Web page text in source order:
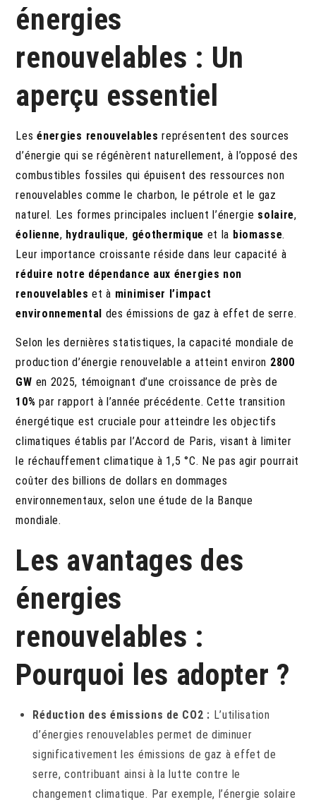
énergies
renouvelables : Un
aperçu essentiel
Lesénergies renouvelables représentent des sources
d’énergie qui se régénèrent naturellement, à l’opposé des
combustibles fossiles qui épuisent des ressources non
renouvelables comme le charbon, le pétrole et le gaz
naturel. Les formes principales incluent l’énergie solaire,
éolienne, hydraulique, géothermique et la biomasse.
Leur importance croissante réside dans leur capacité à
réduire notre dépendance aux énergies non
renouvelables et à minimiser l’impact
environnemental des émissions de gaz à effet de serre.
Selon les dernières statistiques, la capacité mondiale de
production d’énergie renouvelable a atteint environ 2800
GW en 2025, témoignant d’une croissance de près de
10% par rapport à l’année précédente. Cette transition
énergétique est cruciale pour atteindre les objectifs
climatiques établis par l’Accord de Paris, visant à limiter
le réchauffement climatique à 1,5 °C. Ne pas agir pourrait
coûter des billions de dollars en dommages
environnementaux, selon une étude de la Banque
mondiale.
Les avantages des
énergies
renouvelables :
Pourquoi les adopter ?
Réduction des émissions de CO2 : L’utilisation
d’énergies renouvelables permet de diminuer
significativement les émissions de gaz à effet de
serre, contribuant ainsi à la lutte contre le
changement climatique. Par exemple, l’énergie solaire